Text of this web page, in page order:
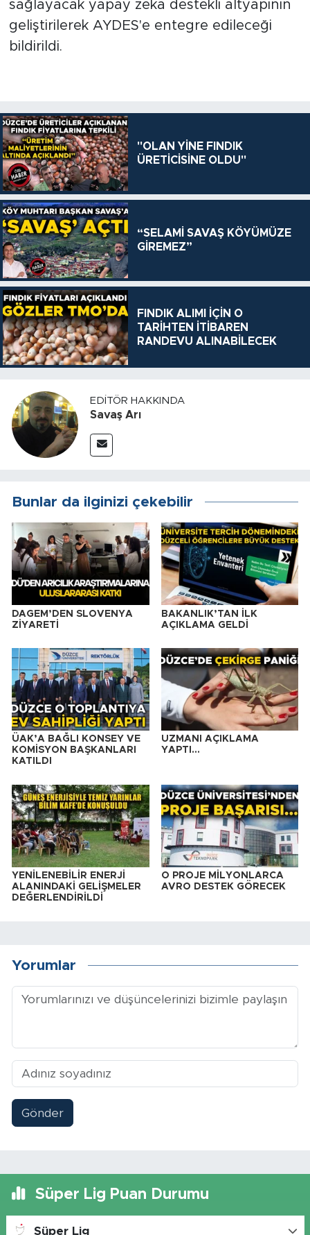
sağlayacak yapay zeka destekli altyapının
geliştirilerek AYDES'e entegre edileceği
bildirildi.
"OLAN YİNE FINDIK
ÜRETİCİSİNE OLDU"
“SELAMİ SAVAŞ KÖYÜMÜZE
GİREMEZ”
FINDIK ALIMI İÇİN O
TARİHTEN İTİBAREN
RANDEVU ALINABİLECEK
EDITÖR HAKKINDA
Savaş Arı
Bunlar da ilginizi çekebilir
DAGEM’DEN SLOVENYA
ZİYARETİ
BAKANLIK’TAN İLK
AÇIKLAMA GELDİ
ÜAK’A BAĞLI KONSEY VE
KOMİSYON BAŞKANLARI
KATILDI
UZMANI AÇIKLAMA
YAPTI…
YENİLENEBİLİR ENERJİ
ALANINDAKİ GELİŞMELER
DEĞERLENDİRİLDİ
O PROJE MİLYONLARCA
AVRO DESTEK GÖRECEK
Yorumlar
Gönder
Süper Lig Puan Durumu
Süper Lig